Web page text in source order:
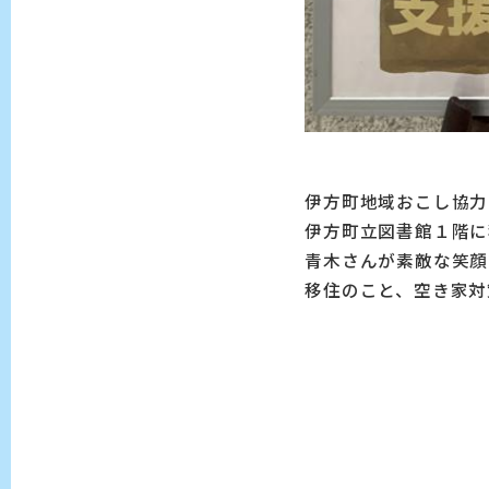
伊方町地域おこし協
伊方町立図書館１階
青木さんが素敵な笑
移住のこと、空き家